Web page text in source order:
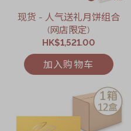
现货 - 人气送礼月饼组合
(网店限定)
HK$1,521.00
加入购物车